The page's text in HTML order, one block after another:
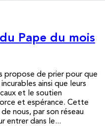
Pape du mois
propose de prier pour que
ainsi que leurs
et le soutien
et espérance. Cette
nous, par son réseau
entrer dans le...